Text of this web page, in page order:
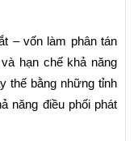
– vốn làm phân tán
hạn chế khả năng
thế bằng những tỉnh
năng điều phối phát